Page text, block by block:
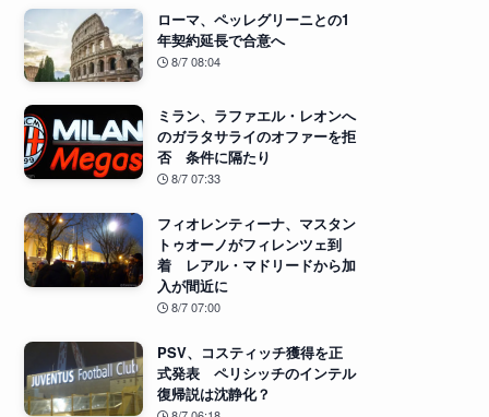
ローマ、ペッレグリーニとの1
年契約延長で合意へ
8/7 08:04
ミラン、ラファエル・レオンへ
のガラタサライのオファーを拒
否 条件に隔たり
8/7 07:33
フィオレンティーナ、マスタン
トゥオーノがフィレンツェ到
着 レアル・マドリードから加
入が間近に
8/7 07:00
PSV、コスティッチ獲得を正
式発表 ペリシッチのインテル
復帰説は沈静化？